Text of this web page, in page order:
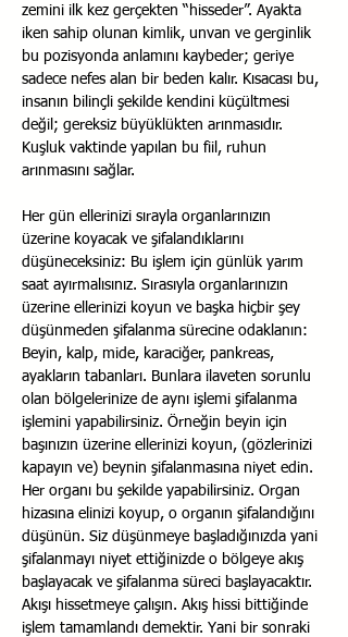
zemini ilk kez gerçekten “hisseder”. Ayakta
iken sahip olunan kimlik, unvan ve gerginlik
bu pozisyonda anlamını kaybeder; geriye
sadece nefes alan bir beden kalır. Kısacası bu,
insanın bilinçli şekilde kendini küçültmesi
değil; gereksiz büyüklükten arınmasıdır.
Kuşluk vaktinde yapılan bu fiil, ruhun
arınmasını sağlar.
Her gün ellerinizi sırayla organlarınızın
üzerine koyacak ve şifalandıklarını
düşüneceksiniz: Bu işlem için günlük yarım
saat ayırmalısınız. Sırasıyla organlarınızın
üzerine ellerinizi koyun ve başka hiçbir şey
düşünmeden şifalanma sürecine odaklanın:
Beyin, kalp, mide, karaciğer, pankreas,
ayakların tabanları. Bunlara ilaveten sorunlu
olan bölgelerinize de aynı işlemi şifalanma
işlemini yapabilirsiniz. Örneğin beyin için
başınızın üzerine ellerinizi koyun, (gözlerinizi
kapayın ve) beynin şifalanmasına niyet edin.
Her organı bu şekilde yapabilirsiniz. Organ
hizasına elinizi koyup, o organın şifalandığını
düşünün. Siz düşünmeye başladığınızda yani
şifalanmayı niyet ettiğinizde o bölgeye akış
başlayacak ve şifalanma süreci başlayacaktır.
Akışı hissetmeye çalışın. Akış hissi bittiğinde
işlem tamamlandı demektir. Yani bir sonraki